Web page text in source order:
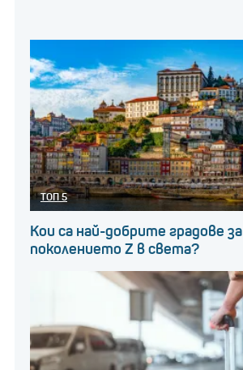
ТОП 5
Кои са най-добрите градове за
поколението Z в света?